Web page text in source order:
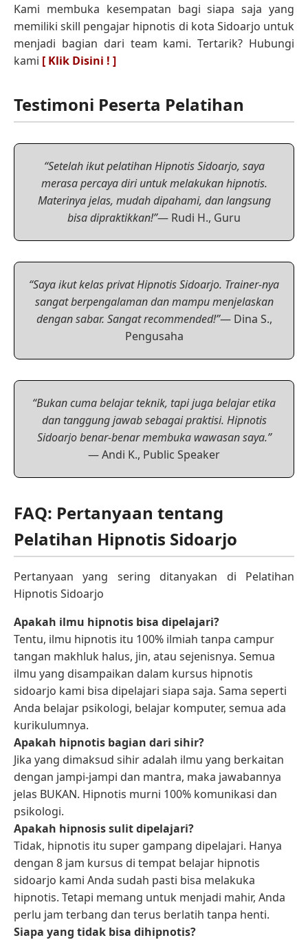
Kami membuka kesempatan bagi siapa saja yang
memiliki skill pengajar hipnotis di kota Sidoarjo untuk
menjadi bagian dari team kami. Tertarik? Hubungi
kami [ Klik Disini ! ]
Testimoni Peserta Pelatihan
“Setelah ikut pelatihan Hipnotis Sidoarjo, saya
merasa percaya diri untuk melakukan hipnotis.
Materinya jelas, mudah dipahami, dan langsung
bisa dipraktikkan!”— Rudi H., Guru
“Saya ikut kelas privat Hipnotis Sidoarjo. Trainer-nya
sangat berpengalaman dan mampu menjelaskan
dengan sabar. Sangat recommended!”— Dina S.,
Pengusaha
“Bukan cuma belajar teknik, tapi juga belajar etika
dan tanggung jawab sebagai praktisi. Hipnotis
Sidoarjo benar-benar membuka wawasan saya.”
— Andi K., Public Speaker
FAQ: Pertanyaan tentang
Pelatihan Hipnotis Sidoarjo
Pertanyaan yang sering ditanyakan di Pelatihan
Hipnotis Sidoarjo
Apakah ilmu hipnotis bisa dipelajari?
Tentu, ilmu hipnotis itu 100% ilmiah tanpa campur
tangan makhluk halus, jin, atau sejenisnya. Semua
ilmu yang disampaikan dalam kursus hipnotis
sidoarjo kami bisa dipelajari siapa saja. Sama seperti
Anda belajar psikologi, belajar komputer, semua ada
kurikulumnya.
Apakah hipnotis bagian dari sihir?
Jika yang dimaksud sihir adalah ilmu yang berkaitan
dengan jampi-jampi dan mantra, maka jawabannya
jelas BUKAN. Hipnotis murni 100% komunikasi dan
psikologi.
Apakah hipnosis sulit dipelajari?
Tidak, hipnotis itu super gampang dipelajari. Hanya
dengan 8 jam kursus di tempat belajar hipnotis
sidoarjo kami Anda sudah pasti bisa melakuka
hipnotis. Tetapi memang untuk menjadi mahir, Anda
perlu jam terbang dan terus berlatih tanpa henti.
Siapa yang tidak bisa dihipnotis?